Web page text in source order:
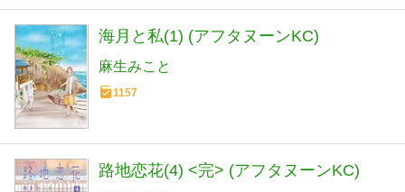
海月と私(1) (アフタヌーンKC)
麻生みこと
1157
路地恋花(4) <完> (アフタヌーンKC)